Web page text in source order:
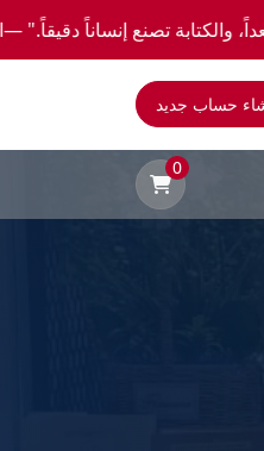
—احصل علي عروض وخصومات خاصة عن
حساب جديد
0